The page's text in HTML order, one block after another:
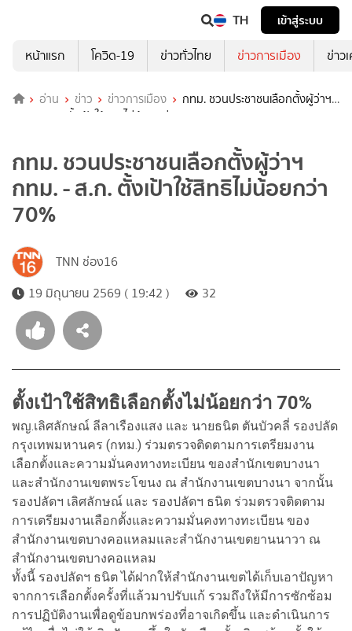
TH
เข้าสู่ระบบ
หน้าแรก
โควิด-19 ข่าวทั่วไทย ข่าวการเมือง ข่าว
อ่าน ข่าว ข่าวการเมือง
กทม. ชวนประชาชนเลือกตั้งผู้ว่าฯ
กทม. - ส.ก. ตั้งเป้าใช้สิทธิไม่น้อยกว่า 70%
กทม. ชวนประชาชนเลือกตั้งผู้ว่าฯ
กทม. - ส.ก. ตั้งเป้าใช้สิทธิไม่น้อยกว่า
70%
TNN ช่อง16
19 มิถุนายน 2569 ( 19:42 )
32
ตั้งเป้าใช้สิทธิเลือกตั้งไม่น้อยกว่า 70%
พญ.เลิศลักษณ์ ลีลาเรืองแสง และ นายธนิต ตันบัวคลี่ รองปลัด
กรุงเทพมหานคร (กทม.) ร่วมตรวจติดตามการเตรียมงาน
เลือกตั้งและความมั่นคงทางทะเบียน ของสำนักเขตบางนา
และสำนักงานเขตพระโขนง ณ สำนักงานเขตบางนา จากนั้น
รองปลัดฯ เลิศลักษณ์ และ รองปลัดฯ ธนิต ร่วมตรวจติดตาม
การเตรียมงานเลือกตั้งและความมั่นคงทางทะเบียน ของ
สำนักงานเขตบางคอแหลมและสำนักงานเขตยานนาวา ณ
สำนักงานเขตบางคอแหลม
ทั้งนี้ รองปลัดฯ ธนิต ได้ฝากให้สำนักงานเขตได้เก็บเอาปัญหา
จากการเลือกตั้งครั้งที่แล้วมาปรับแก้ รวมถึงให้มีการซักซ้อม
การปฏิบัติงานเพื่อดูข้อบกพร่องที่อาจเกิดขึ้น และดำเนินการ